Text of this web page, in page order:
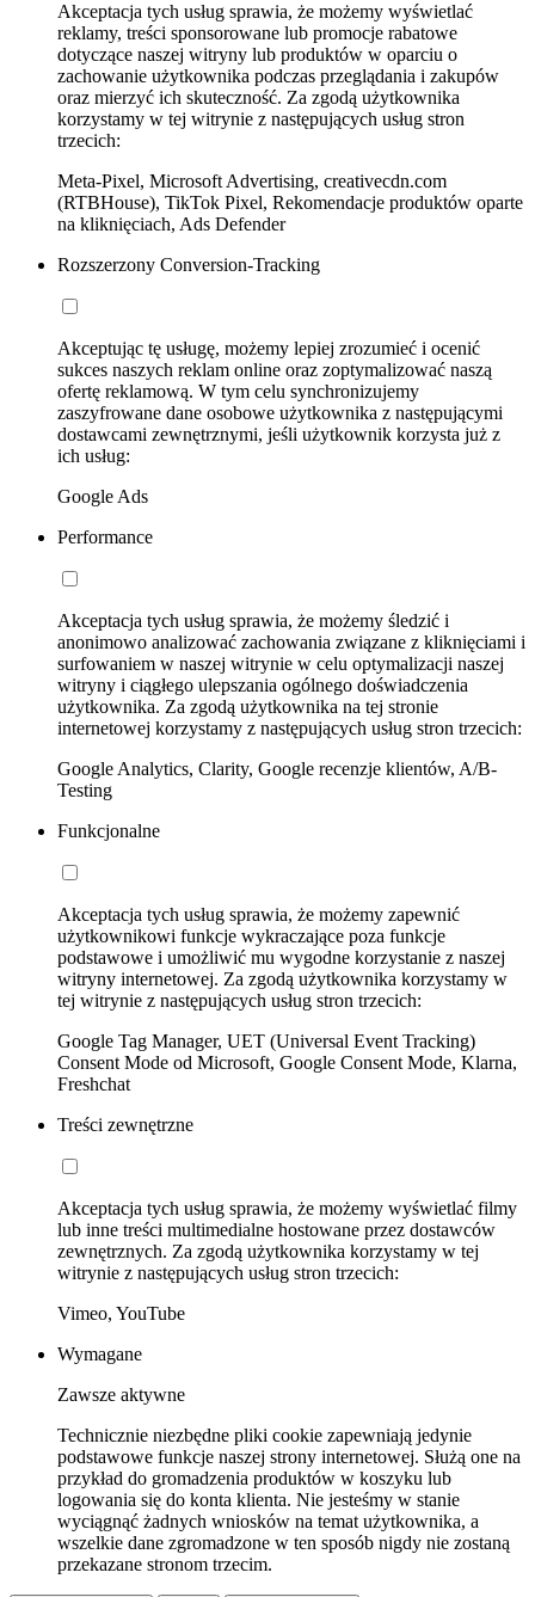
Akceptacja tych usług sprawia, że możemy wyświetlać
reklamy, treści sponsorowane lub promocje rabatowe
dotyczące naszej witryny lub produktów w oparciu o
zachowanie użytkownika podczas przeglądania i zakupów
oraz mierzyć ich skuteczność. Za zgodą użytkownika
korzystamy w tej witrynie z następujących usług stron
trzecich:
Meta-Pixel, Microsoft Advertising, creativecdn.com
(RTBHouse), TikTok Pixel, Rekomendacje produktów oparte
na kliknięciach, Ads Defender
Rozszerzony Conversion-Tracking
Akceptując tę usługę, możemy lepiej zrozumieć i ocenić
sukces naszych reklam online oraz zoptymalizować naszą
ofertę reklamową. W tym celu synchronizujemy
zaszyfrowane dane osobowe użytkownika z następującymi
dostawcami zewnętrznymi, jeśli użytkownik korzysta już z
ich usług:
Google Ads
Performance
Akceptacja tych usług sprawia, że możemy śledzić i
anonimowo analizować zachowania związane z kliknięciami i
surfowaniem w naszej witrynie w celu optymalizacji naszej
witryny i ciągłego ulepszania ogólnego doświadczenia
użytkownika. Za zgodą użytkownika na tej stronie
internetowej korzystamy z następujących usług stron trzecich:
Google Analytics, Clarity, Google recenzje klientów, A/B-
Testing
Funkcjonalne
Akceptacja tych usług sprawia, że możemy zapewnić
użytkownikowi funkcje wykraczające poza funkcje
podstawowe i umożliwić mu wygodne korzystanie z naszej
witryny internetowej. Za zgodą użytkownika korzystamy w
tej witrynie z następujących usług stron trzecich:
Google Tag Manager, UET (Universal Event Tracking)
Consent Mode od Microsoft, Google Consent Mode, Klarna,
Freshchat
Treści zewnętrzne
Akceptacja tych usług sprawia, że możemy wyświetlać filmy
lub inne treści multimedialne hostowane przez dostawców
zewnętrznych. Za zgodą użytkownika korzystamy w tej
witrynie z następujących usług stron trzecich:
Vimeo, YouTube
Wymagane
Zawsze aktywne
Technicznie niezbędne pliki cookie zapewniają jedynie
podstawowe funkcje naszej strony internetowej. Służą one na
przykład do gromadzenia produktów w koszyku lub
logowania się do konta klienta. Nie jesteśmy w stanie
wyciągnąć żadnych wniosków na temat użytkownika, a
wszelkie dane zgromadzone w ten sposób nigdy nie zostaną
przekazane stronom trzecim.